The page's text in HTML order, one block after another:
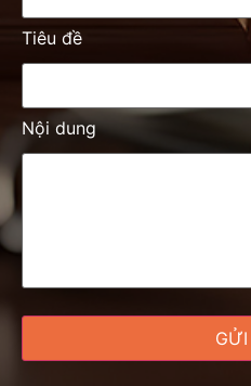
Tiêu đề
Nội dung